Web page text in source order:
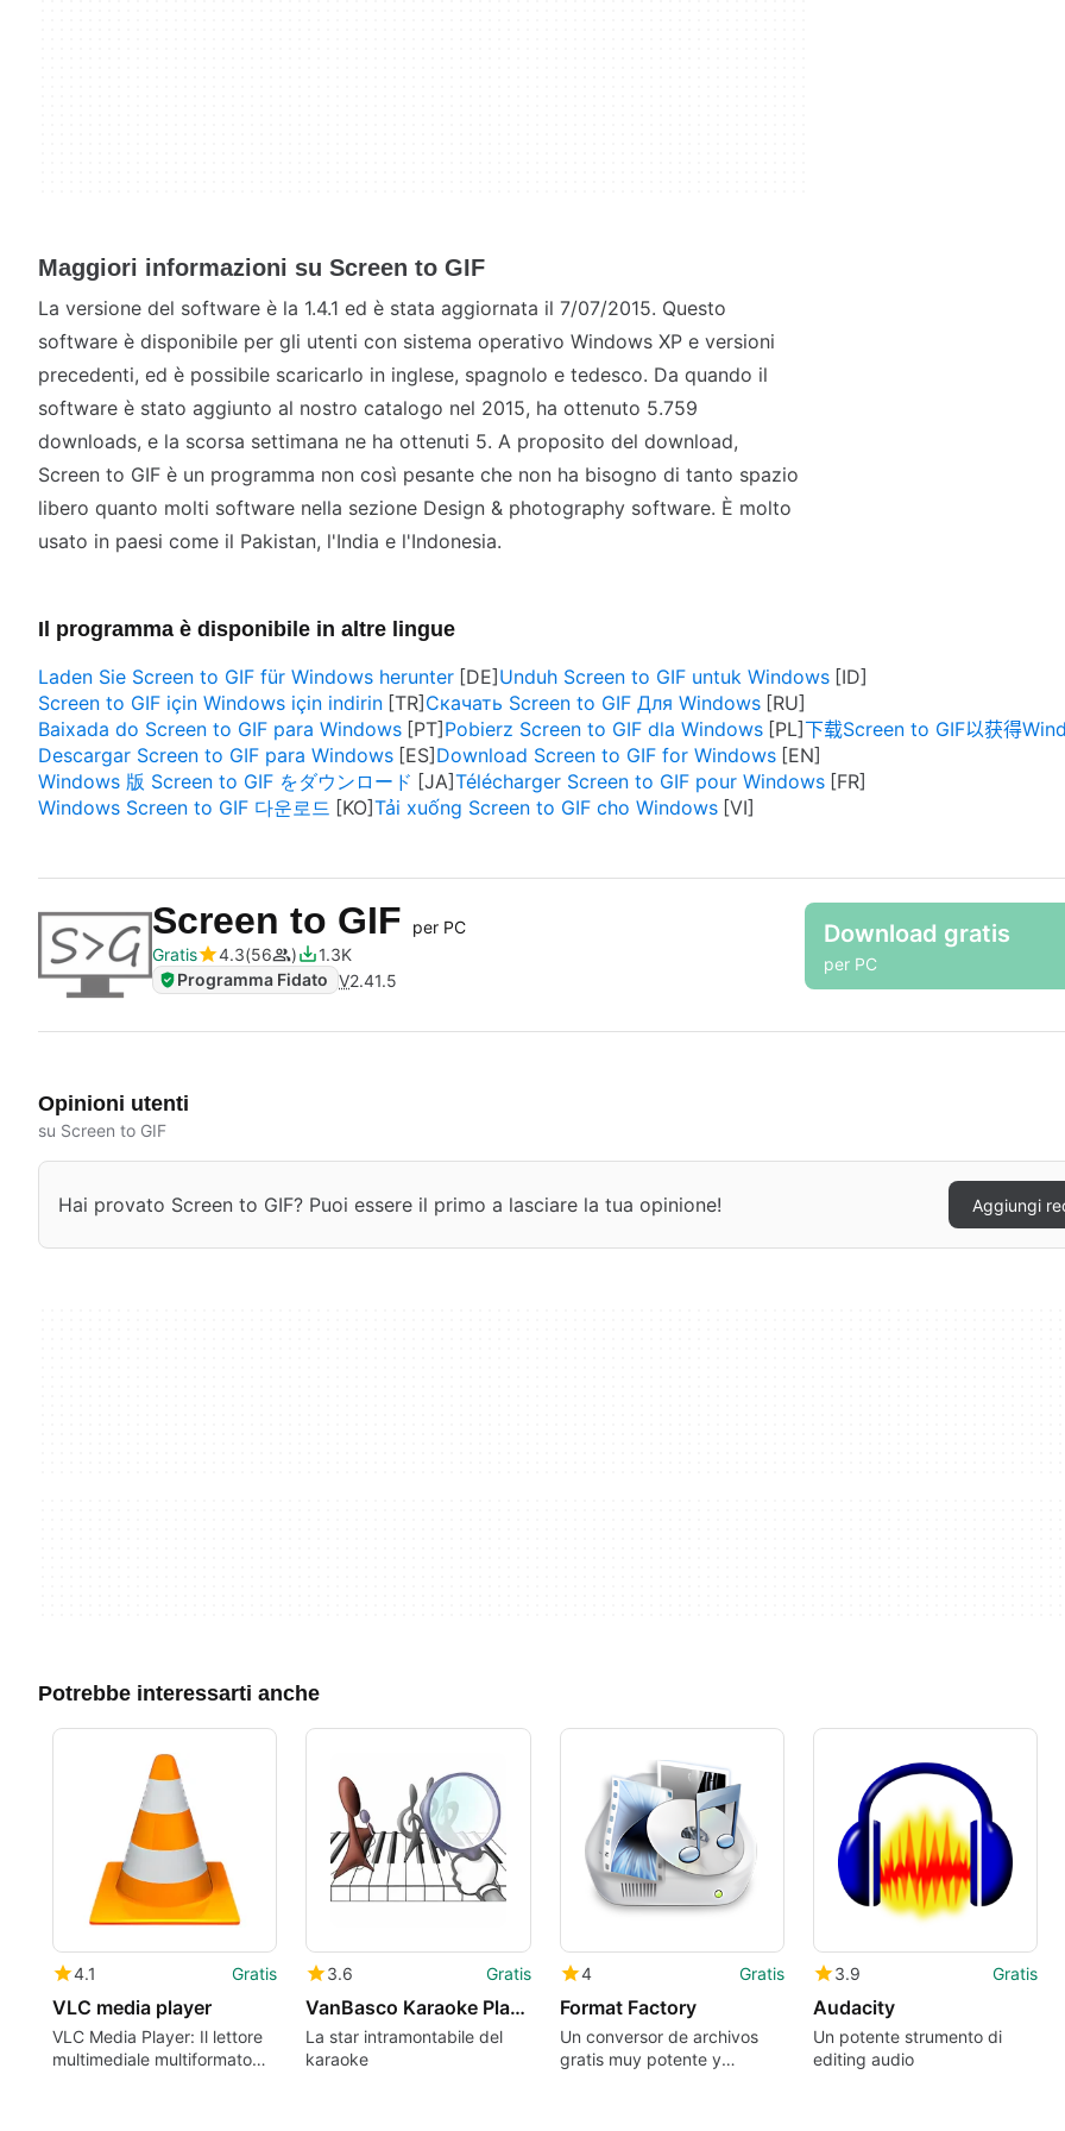
Maggiori informazioni su Screen to GIF
La versione del software è la 1.4.1 ed è stata aggiornata il 7/07/2015. Questo
software è disponibile per gli utenti con sistema operativo Windows XP e versioni
precedenti, ed è possibile scaricarlo in inglese, spagnolo e tedesco. Da quando il
software è stato aggiunto al nostro catalogo nel 2015, ha ottenuto 5.759
downloads, e la scorsa settimana ne ha ottenuti 5. A proposito del download,
Screen to GIF è un programma non così pesante che non ha bisogno di tanto spazio
libero quanto molti software nella sezione Design & photography software. È molto
usato in paesi come il Pakistan, l'India e l'Indonesia.
Il programma è disponibile in altre lingue
Laden Sie Screen to GIF für Windows herunter
Unduh Screen to GIF untuk Windows
Screen to GIF için Windows için indirin
Скачать Screen to GIF Для Windows
Baixada do Screen to GIF para Windows
Pobierz Screen to GIF dla Windows
下载Screen to GIF以获得
Descargar Screen to GIF para Windows
Download Screen to GIF for Windows
Windows 版 Screen to GIF をダウンロード
Télécharger Screen to GIF pour Windows
Windows Screen to GIF 다운로드
Tải xuống Screen to GIF cho Windows
Screen to GIF
per PC
Gratis
4.3 56
1.3K
Programma Fidato V2.41.5
Download gratis
per PC
Opinioni utenti
su Screen to GIF
Hai provato Screen to GIF? Puoi essere il primo a lasciare la tua opinione! Aggiungi
Potrebbe interessarti anche
4.1 Gratis
VLC media player
VLC Media Player: Il lettore
multimediale multiformato
3.6 Gratis
VanBasco Karaoke Player
La star intramontabile del
karaoke
4 Gratis
Format Factory
Un conversor de archivos
gratis muy potente y
3.9 Gratis
Audacity
Un potente strumento di
editing audio